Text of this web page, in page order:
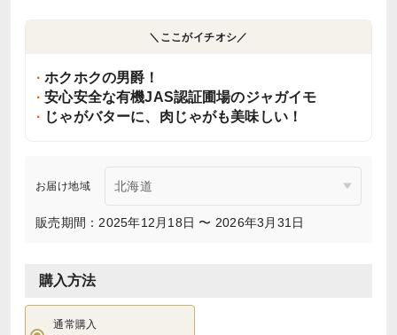
＼ここがイチオシ／
ホクホクの男爵！
安心安全な有機JAS認証圃場のジャガイモ
じゃがバターに、肉じゃがも美味しい！
お届け地域
販売期間：2025年12月18日 〜 2026年3月31日
購入方法
通常購入